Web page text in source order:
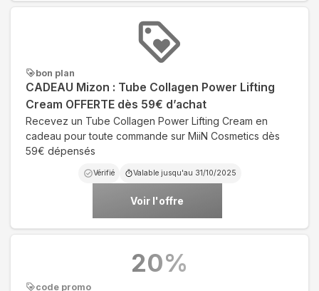
bon plan
CADEAU Mizon : Tube Collagen Power Lifting
Cream OFFERTE dès 59€ d’achat
Recevez un Tube Collagen Power Lifting Cream en
cadeau pour toute commande sur MiiN Cosmetics dès
59€ dépensés
Vérifié Valable jusqu'au 31/10/2025
Voir l'offre
code promo
20%